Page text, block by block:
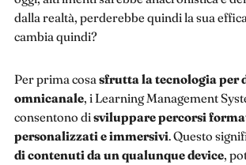
dalla realtà, perderebbe quindi la sua
cambia quindi?
Per prima cosasfrutta la tecnologia per
omnicanale, i Learning Management
consentono disviluppare percorsi
personalizzati e immersivi. Questo
di contenuti da un qualunque device,